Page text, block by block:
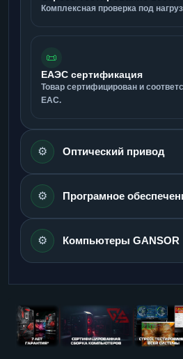
Комплексная проверка под
📜
ЕАЭС сертификация
Товар сертифицирован и
ЕАС.
⚙️ Оптический привод
⚙️ Програмное
⚙️ Компьютеры GANSOR